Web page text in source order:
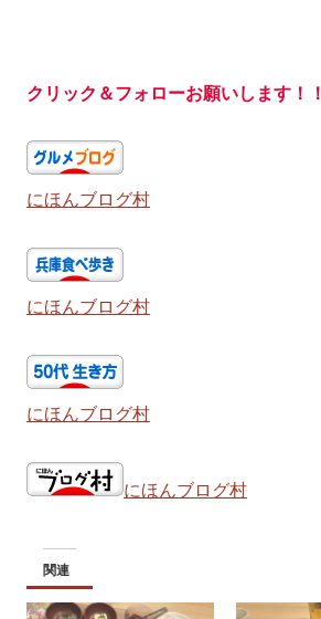
クリック＆フォローお願いします！！
にほんブログ村
にほんブログ村
にほんブログ村
にほんブログ村
関連